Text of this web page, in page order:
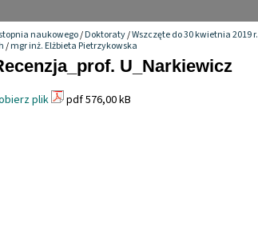
naukowego/Doktoraty/Wszczęte do 30 kwietnia 2019 r.
/mgr inż. Elżbieta Pietrzykowska
U_Narkiewicz
plik pdf 576,00 kB